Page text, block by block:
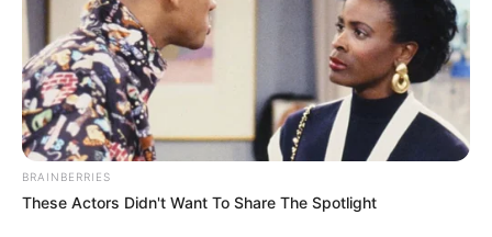
BRAINBERRIES
These Actors Didn't Want To Share The Spotlight